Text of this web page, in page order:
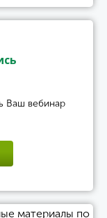
Ваш вебинар